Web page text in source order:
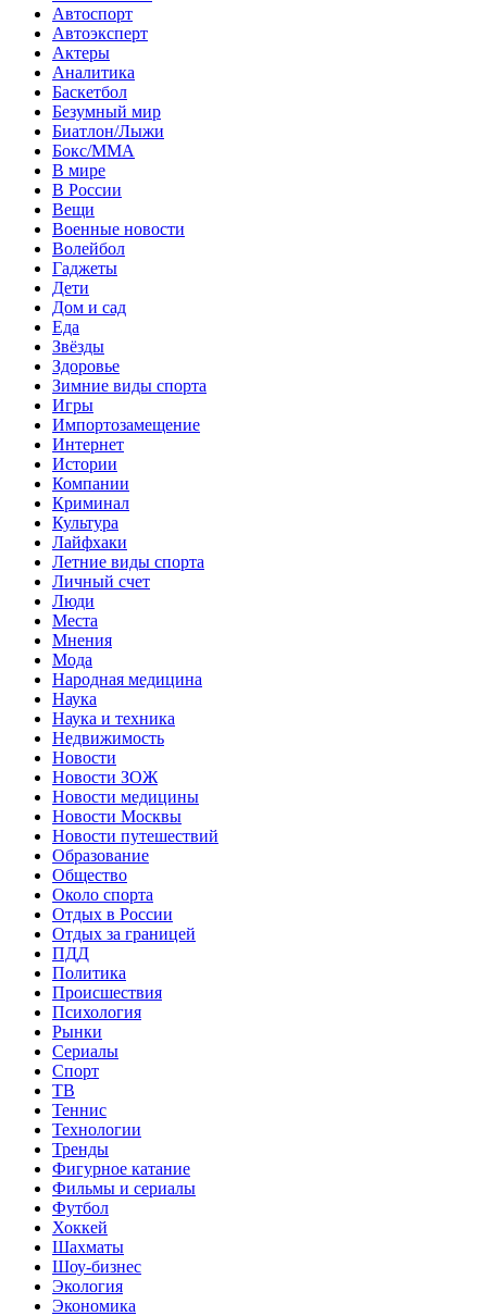
Автоспорт
Автоэксперт
Актеры
Аналитика
Баскетбол
Безумный мир
Биатлон/Лыжи
Бокс/MMA
В мире
В России
Вещи
Военные новости
Волейбол
Гаджеты
Дети
Дом и сад
Еда
Звёзды
Здоровье
Зимние виды спорта
Игры
Импортозамещение
Интернет
Истории
Компании
Криминал
Культура
Лайфхаки
Летние виды спорта
Личный счет
Люди
Места
Мнения
Мода
Народная медицина
Наука
Наука и техника
Недвижимость
Новости
Новости ЗОЖ
Новости медицины
Новости Москвы
Новости путешествий
Образование
Общество
Около спорта
Отдых в России
Отдых за границей
ПДД
Политика
Происшествия
Психология
Рынки
Сериалы
Спорт
ТВ
Теннис
Технологии
Тренды
Фигурное катание
Фильмы и сериалы
Футбол
Хоккей
Шахматы
Шоу-бизнес
Экология
Экономика